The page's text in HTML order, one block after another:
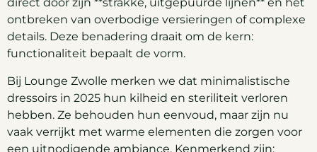
ontbreken van overbodige versieringen of complexe
details. Deze benadering draait om de kern:
functionaliteit bepaalt de vorm.
Bij Lounge Zwolle merken we dat minimalistische
dressoirs in 2025 hun kilheid en steriliteit verloren
hebben. Ze behouden hun eenvoud, maar zijn nu
vaak verrijkt met warme elementen die zorgen voor
een uitnodigende ambiance. Kenmerkend zijn: